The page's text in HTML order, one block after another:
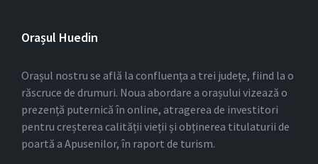
Orașul Huedin
Orașul nostru se află la confluența a trei județe, fiind la o
răscruce de drumuri. Noua abordare a orașului vizează o
prezență puternică în online, atragerea de investitori
pentru creșterea calității vieții și obținerea titulaturii de
poartă a Apusenilor, în raport de turism.